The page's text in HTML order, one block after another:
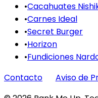
•Cacahuates
•Carnes Ideal
•Secret Burger
•Horizon
•Fundiciones
Contacto
Aviso de